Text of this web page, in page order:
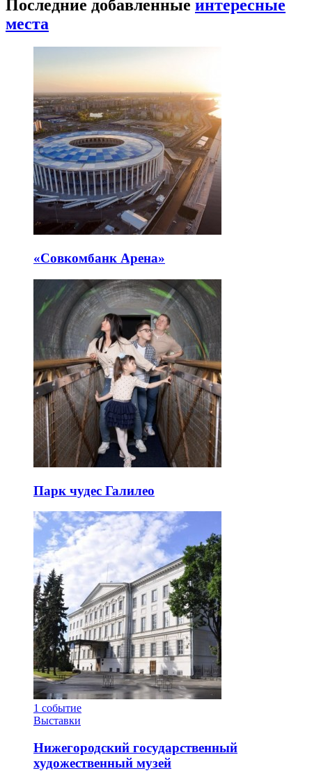
Последние добавленные интересные
места
«Совкомбанк Арена⁠»
Парк чудес Галилео
1 событие
Выставки
Нижегородский государственный
художественный музей